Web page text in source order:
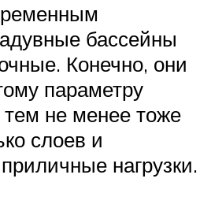
бассейны
Конечно, они
параметру
не менее тоже
слоев и
нагрузки.